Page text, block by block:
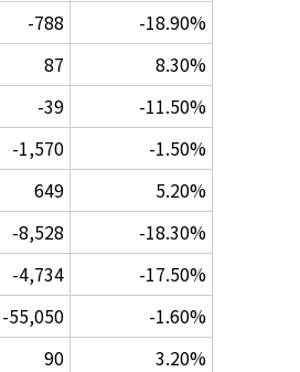
-788
-18.90%
87
8.30%
-39
-11.50%
-1,570
-1.50%
649
5.20%
-8,528
-18.30%
-4,734
-17.50%
-55,050
-1.60%
90
3.20%